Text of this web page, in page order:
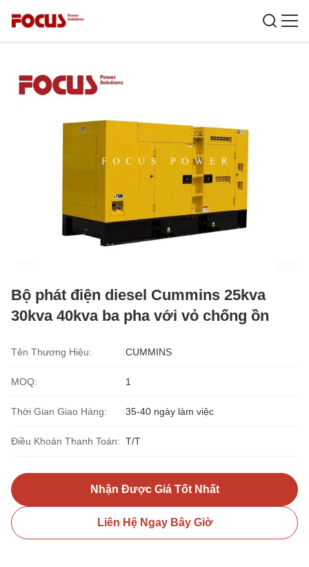
Bộ phát điện diesel Cummins 25kva
30kva 40kva ba pha với vỏ chống ồn
Tên Thương Hiệu: CUMMINS
MOQ: 1
Thời Gian Giao Hàng: 35-40 ngày làm việc
Điều Khoản Thanh Toán: T/T
Nhận Được Giá Tốt Nhất
Liên Hệ Ngay Bây Giờ